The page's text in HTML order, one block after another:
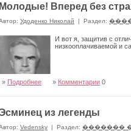
Молодые! Вперед без
Удоденко Николай | Раздел:
И вот я, защитив с
низкооплачиваемой и
» Подробнее » Комментарии 0
из легенды
Vedensky | Раздел: �������